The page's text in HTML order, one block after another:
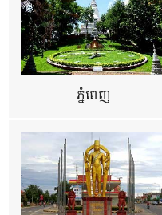
ភ្នំពេញ